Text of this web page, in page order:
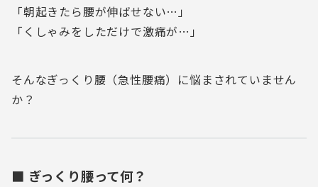
「朝起きたら腰が伸ばせない…」
「くしゃみをしただけで激痛が…」
そんなぎっくり腰（急性腰痛）に悩まされていません
か？
■ ぎっくり腰って何？